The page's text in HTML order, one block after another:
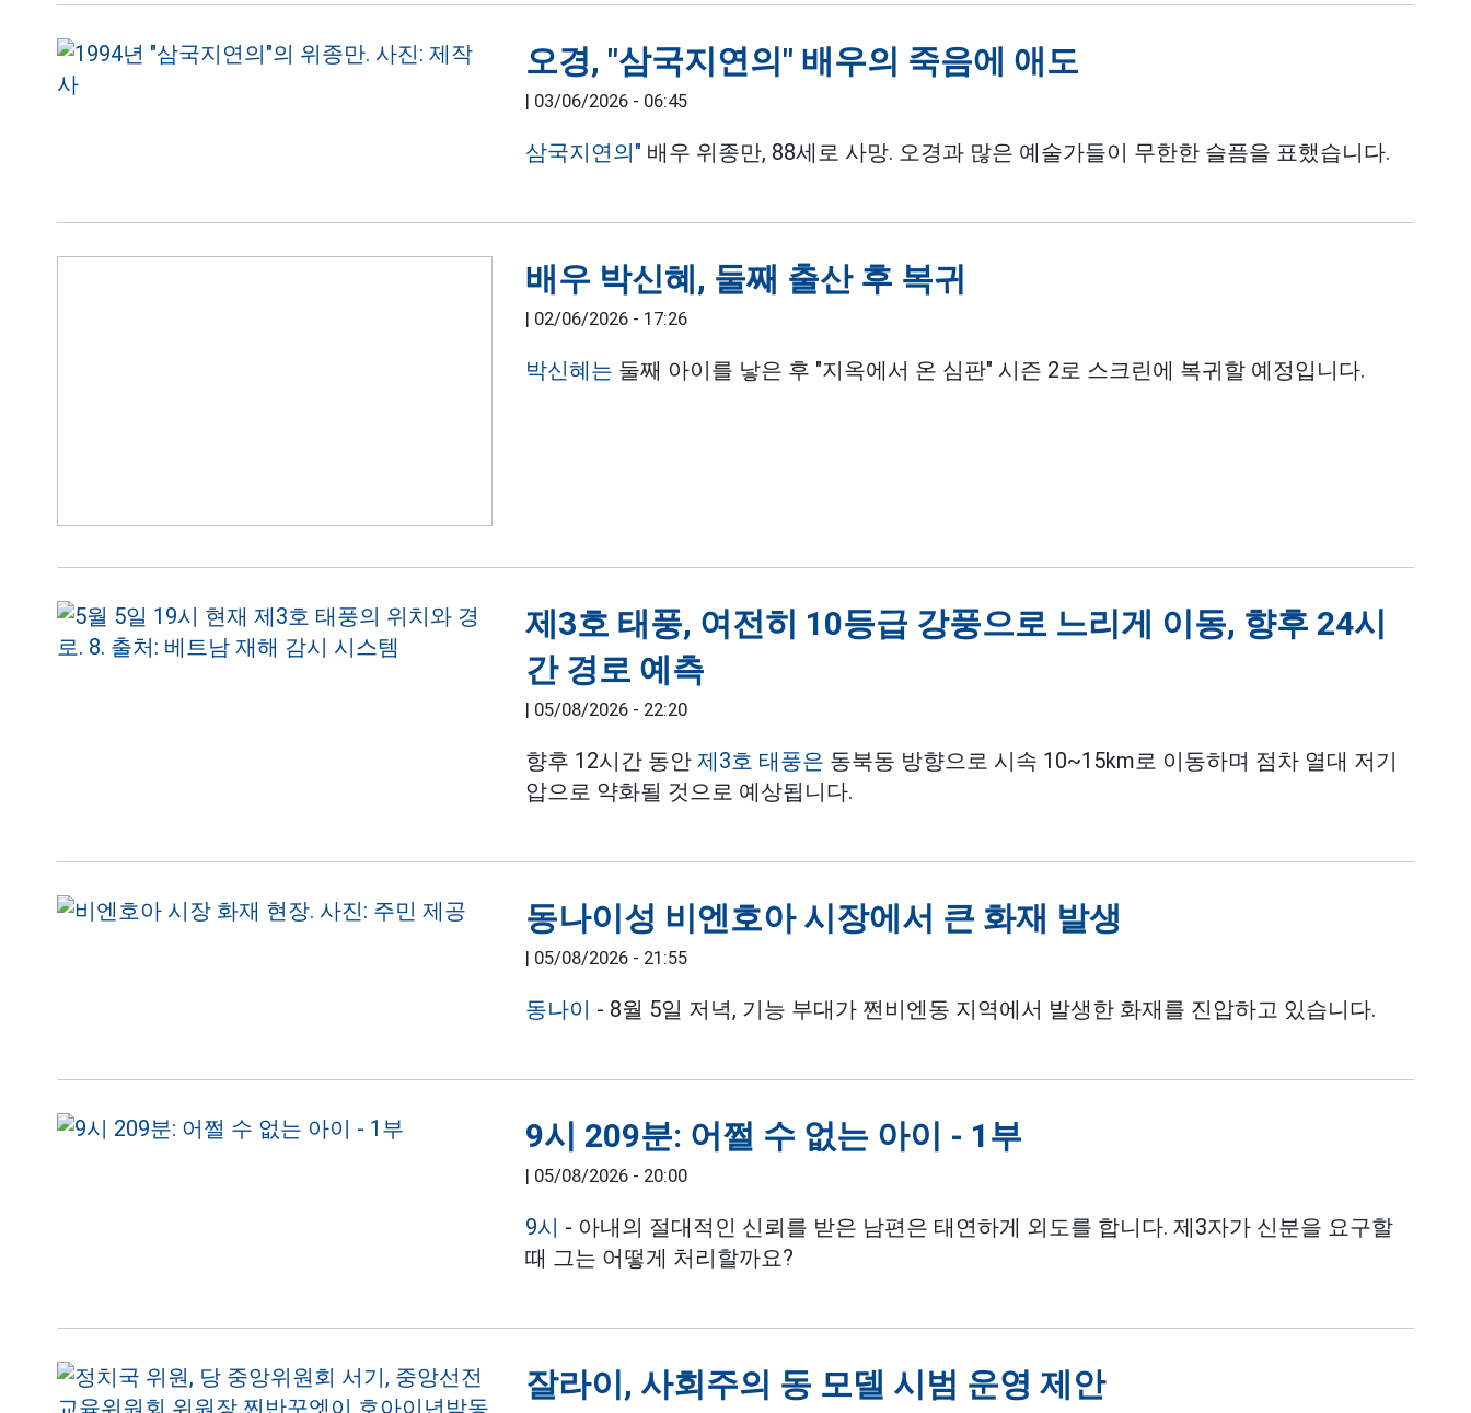
오경, "삼국지연의" 배우의 죽음에 애도
03/06/2026 - 06:45
삼국지연의" 배우 위종만, 88세로 사망. 오경과 많은 예술가들이 무한한 슬픔을 표했습니다.
배우 박신혜, 둘째 출산 후 복귀
02/06/2026 - 17:26
박신혜는 둘째 아이를 낳은 후 "지옥에서 온 심판" 시즌 2로 스크린에 복귀할 예정입니다.
제3호 태풍, 여전히 10등급 강풍으로 느리게 이동, 향후 24시
간 경로 예측
05/08/2026 - 22:20
향후 12시간 동안제3호 태풍은 동북동 방향으로 시속 10~15km로 이동하며 점차 열대 저기
압으로 약화될 것으로 예상됩니다.
동나이성 비엔호아 시장에서 큰 화재 발생
05/08/2026 - 21:55
동나이 - 8월 5일 저녁, 기능 부대가 쩐비엔동 지역에서 발생한 화재를 진압하고 있습니다.
9시 209분: 어쩔 수 없는 아이 - 1부
05/08/2026 - 20:00
9시 - 아내의 절대적인 신뢰를 받은 남편은 태연하게 외도를 합니다. 제3자가 신분을 요구할
때 그는 어떻게 처리할까요?
잘라이, 사회주의 동 모델 시범 운영 제안